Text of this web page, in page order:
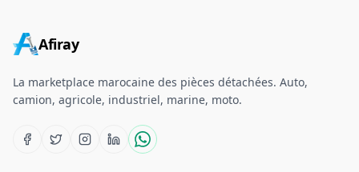
Afiray
La marketplace marocaine des pièces détachées. Auto,
camion, agricole, industriel, marine, moto.